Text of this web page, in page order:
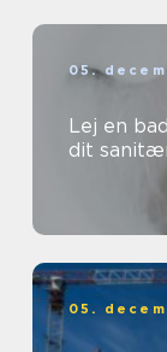
05.
Lej en
dit
05.